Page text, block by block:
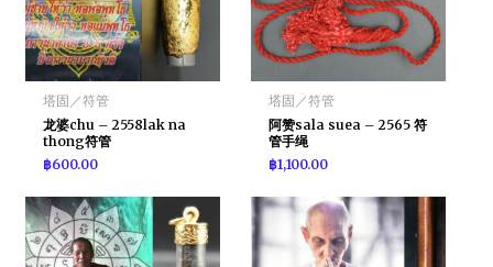
塔固／符管
龙婆chu – 2558lak na
thong符管
฿600.00
塔固／符管
阿赞sala suea – 2565 符
管手绳
฿1,100.00